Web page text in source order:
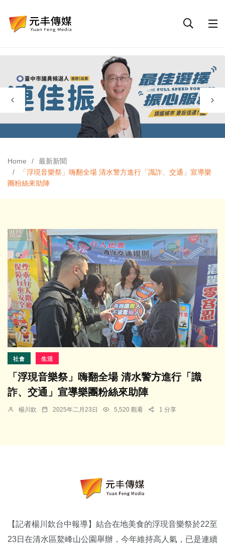
Home
最新新聞
「浮現音樂祭」嗨翻全場 清水警方進行「識詐、交通」宣導樂
團粉絲來助陣
社會 生活
「浮現音樂祭」嗨翻全場 清水警方進行「識
詐、交通」宣導樂團粉絲來助陣
楊川欽 2025年二月23日 5,520 觀看 1 分享
【記者楊川欽台中報導】結合在地美食的浮現音樂祭於22至
23日在清水區鰲峰山公園舉辦，今年維持高人氣，已是連續